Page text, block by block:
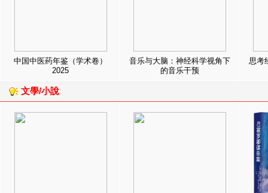
中国中医药年鉴（学术卷）
2025
音乐与大脑：神经科学视角下
的音乐干预
思考
文學/小說